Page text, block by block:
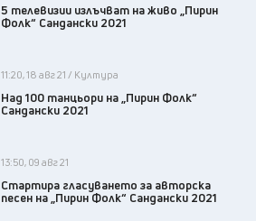
5 телевизии излъчват на живо „Пирин
Фолк“ Сандански 2021
11:20, 18 авг 21 / Култура
Над 100 танцьори на „Пирин Фолк“
Сандански 2021
13:50, 09 авг 21
Стартира гласуването за авторска
песен на „Пирин Фолк“ Сандански 2021